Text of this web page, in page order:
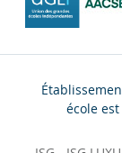
école